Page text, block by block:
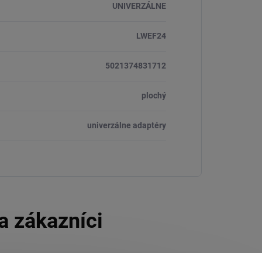
UNIVERZÁLNE
LWEF24
5021374831712
plochý
univerzálne adaptéry